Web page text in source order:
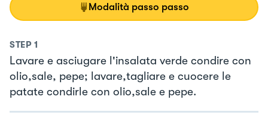
Modalità passo passo
STEP 1
Lavare e asciugare l'insalata verde condire con
olio,sale, pepe; lavare,tagliare e cuocere le
patate condirle con olio,sale e pepe.